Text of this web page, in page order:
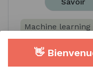
Machine learning
Big data analytics
👋